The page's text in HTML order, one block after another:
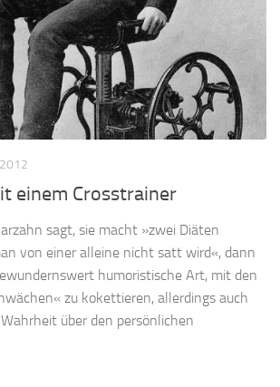
einem Crosstrainer
sagt, sie macht »zwei Diäten
von einer alleine nicht satt wird«, dann
humoristische Art, mit den
zu kokettieren, allerdings auch
über den persönlichen